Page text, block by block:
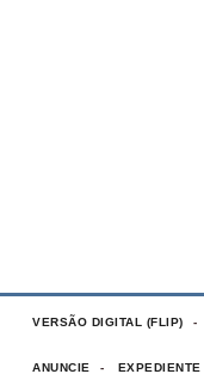
VERSÃO DIGITAL (FLIP)
ANUNCIE EXPEDIENTE